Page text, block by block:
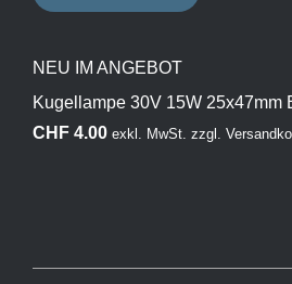
NEU IM ANGEBOT
Kugellampe 30V 15W 25x47mm
CHF4.00 exkl. MwSt. zzgl.